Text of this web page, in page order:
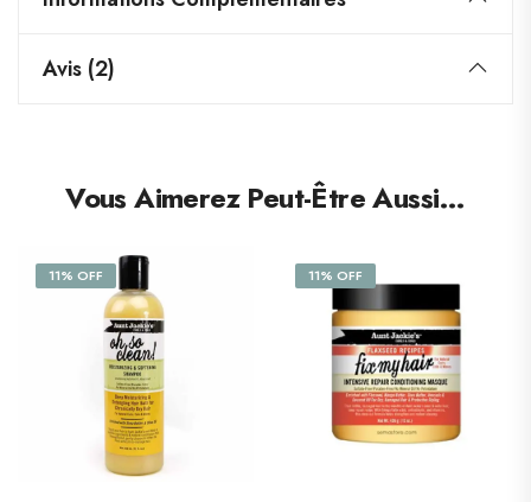
Avis (2)
Vous Aimerez Peut-Être Aussi…
11% OFF 11% OFF